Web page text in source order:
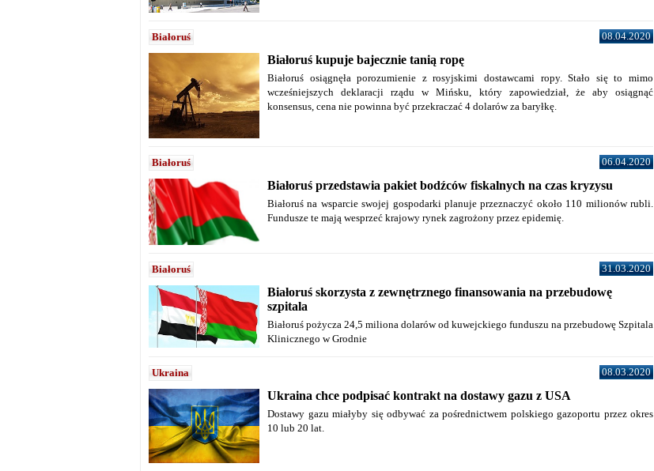
Białoruś 08.04.2020
Białoruś kupuje bajecznie tanią ropę
Białoruś osiągnęła porozumienie z rosyjskimi dostawcami ropy. Stało się to mimo
wcześniejszych deklaracji rządu w Mińsku, który zapowiedział, że aby osiągnąć
konsensus, cena nie powinna być przekraczać 4 dolarów za baryłkę.
Białoruś 06.04.2020
Białoruś przedstawia pakiet bodźców fiskalnych na czas kryzysu
Białoruś na wsparcie swojej gospodarki planuje przeznaczyć około 110 milionów rubli.
Fundusze te mają wesprzeć krajowy rynek zagrożony przez epidemię.
Białoruś 31.03.2020
Białoruś skorzysta z zewnętrznego finansowania na przebudowę
szpitala
Białoruś pożycza 24,5 miliona dolarów od kuwejckiego funduszu na przebudowę Szpitala
Klinicznego w Grodnie
Ukraina 08.03.2020
Ukraina chce podpisać kontrakt na dostawy gazu z USA
Dostawy gazu miałyby się odbywać za pośrednictwem polskiego gazoportu przez okres
10 lub 20 lat.